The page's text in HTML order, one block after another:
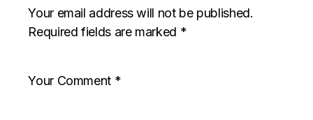
Your email address will not be published.
Required fields are marked *